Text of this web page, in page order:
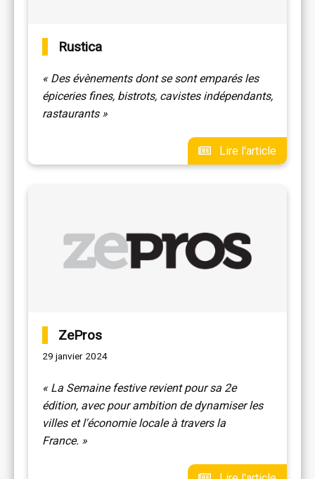
Rustica
« Des évènements dont se sont emparés les
épiceries fines, bistrots, cavistes indépendants,
rastaurants »
Lire l'article
ZePros
29 janvier 2024
« La Semaine festive revient pour sa 2e
édition, avec pour ambition de dynamiser les
villes et l'économie locale à travers la
France. »